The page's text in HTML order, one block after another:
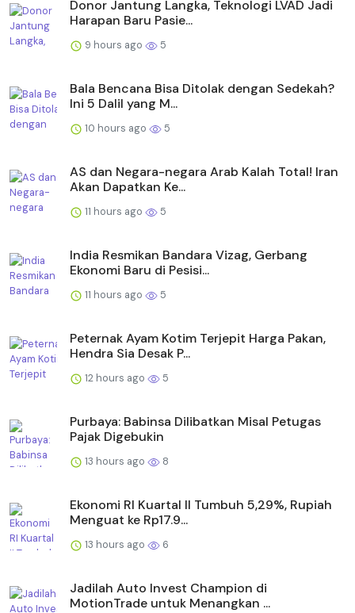
Donor Jantung Langka, Teknologi LVAD Jadi
Harapan Baru Pasie...
9 hours ago 5
Bala Bencana Bisa Ditolak dengan Sedekah?
Ini 5 Dalil yang M...
10 hours ago 5
AS dan Negara-negara Arab Kalah Total! Iran
Akan Dapatkan Ke...
11 hours ago 5
India Resmikan Bandara Vizag, Gerbang
Ekonomi Baru di Pesisi...
11 hours ago 5
Peternak Ayam Kotim Terjepit Harga Pakan,
Hendra Sia Desak P...
12 hours ago 5
Purbaya: Babinsa Dilibatkan Misal Petugas
Pajak Digebukin
13 hours ago 8
Ekonomi RI Kuartal II Tumbuh 5,29%, Rupiah
Menguat ke Rp17.9...
13 hours ago 6
Jadilah Auto Invest Champion di
MotionTrade untuk Menangkan ...